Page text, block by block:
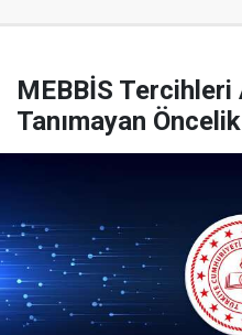
MEBBİS Tercihleri
Tanımayan